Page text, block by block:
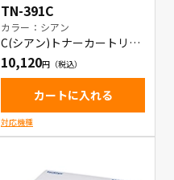
TN-391C
カラー：シアン
C(シアン)トナーカートリッ
ジ
10,120
カートに入れる
対応機種